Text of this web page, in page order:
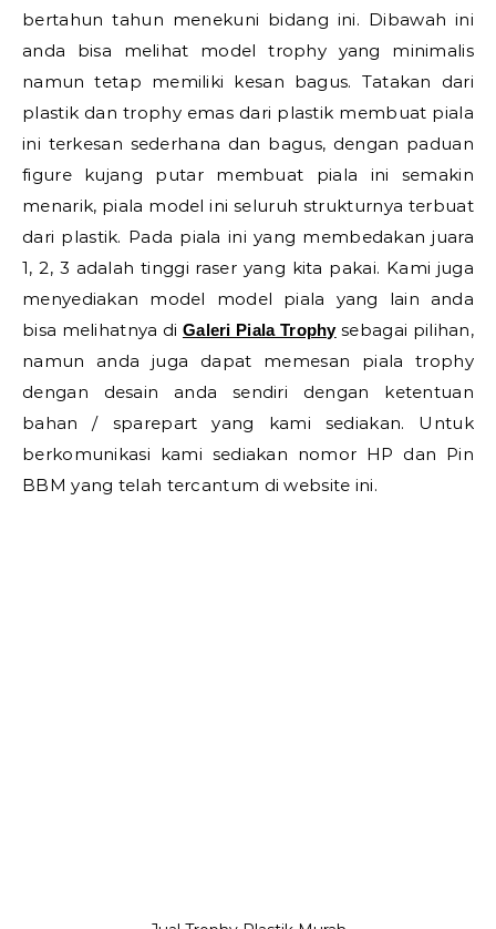
bertahun tahun menekuni bidang ini. Dibawah ini
anda bisa melihat model trophy yang minimalis
namun tetap memiliki kesan bagus. Tatakan dari
plastik dan trophy emas dari plastik membuat piala
ini terkesan sederhana dan bagus, dengan paduan
figure kujang putar membuat piala ini semakin
menarik, piala model ini seluruh strukturnya terbuat
dari plastik. Pada piala ini yang membedakan juara
1, 2, 3 adalah tinggi raser yang kita pakai. Kami juga
menyediakan model model piala yang lain anda
bisa melihatnya di Galeri Piala Trophysebagai pilihan,
namun anda juga dapat memesan piala trophy
dengan desain anda sendiri dengan ketentuan
bahan / sparepart yang kami sediakan. Untuk
berkomunikasi kami sediakan nomor HP dan Pin
BBM yang telah tercantum di website ini.